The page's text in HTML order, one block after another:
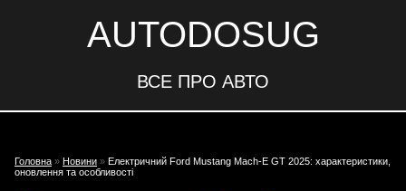
AUTODOSUG
ВСЕ ПРО АВТО
Головна » Новини » Електричний Ford Mustang Mach-E GT 2025: характеристики,
оновлення та особливості